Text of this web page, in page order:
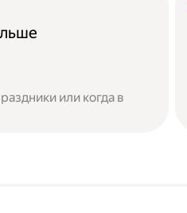
или когда в